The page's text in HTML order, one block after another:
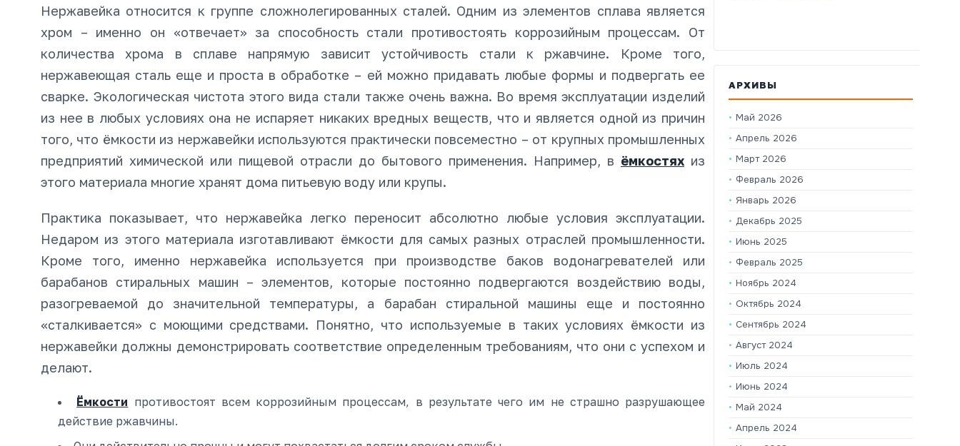
Нержавейка относится к группе сложнолегированных сталей. Одним из элементов сплава является
хром – именно он «отвечает» за способность стали противостоять коррозийным процессам. От
количества хрома в сплаве напрямую зависит устойчивость стали к ржавчине. Кроме того,
нержавеющая сталь еще и проста в обработке – ей можно придавать любые формы и подвергать ее
сварке. Экологическая чистота этого вида стали также очень важна. Во время эксплуатации изделий
из нее в любых условиях она не испаряет никаких вредных веществ, что и является одной из причин
того, что ёмкости из нержавейки используются практически повсеместно – от крупных промышленных
предприятий химической или пищевой отрасли до бытового применения. Например, в ёмкостях из
этого материала многие хранят дома питьевую воду или крупы.
Практика показывает, что нержавейка легко переносит абсолютно любые условия эксплуатации.
Недаром из этого материала изготавливают ёмкости для самых разных отраслей промышленности.
Кроме того, именно нержавейка используется при производстве баков водонагревателей или
барабанов стиральных машин – элементов, которые постоянно подвергаются воздействию воды,
разогреваемой до значительной температуры, а барабан стиральной машины еще и постоянно
«сталкивается» с моющими средствами. Понятно, что используемые в таких условиях ёмкости из
нержавейки должны демонстрировать соответствие определенным требованиям, что они с успехом и
делают.
Ёмкости противостоят всем коррозийным процессам, в результате чего им не страшно разрушающее
действие ржавчины.
АРХИВЫ
Май 2026
Апрель 2026
Март 2026
Февраль 2026
Январь 2026
Декабрь 2025
Июнь 2025
Февраль 2025
Ноябрь 2024
Октябрь 2024
Сентябрь 2024
Август 2024
Июль 2024
Июнь 2024
Май 2024
Апрель 2024